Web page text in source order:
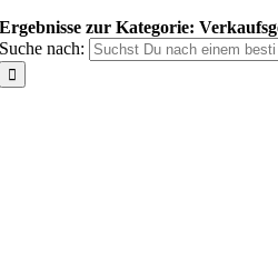
Ergebnisse zur Kategorie:
Suche nach: